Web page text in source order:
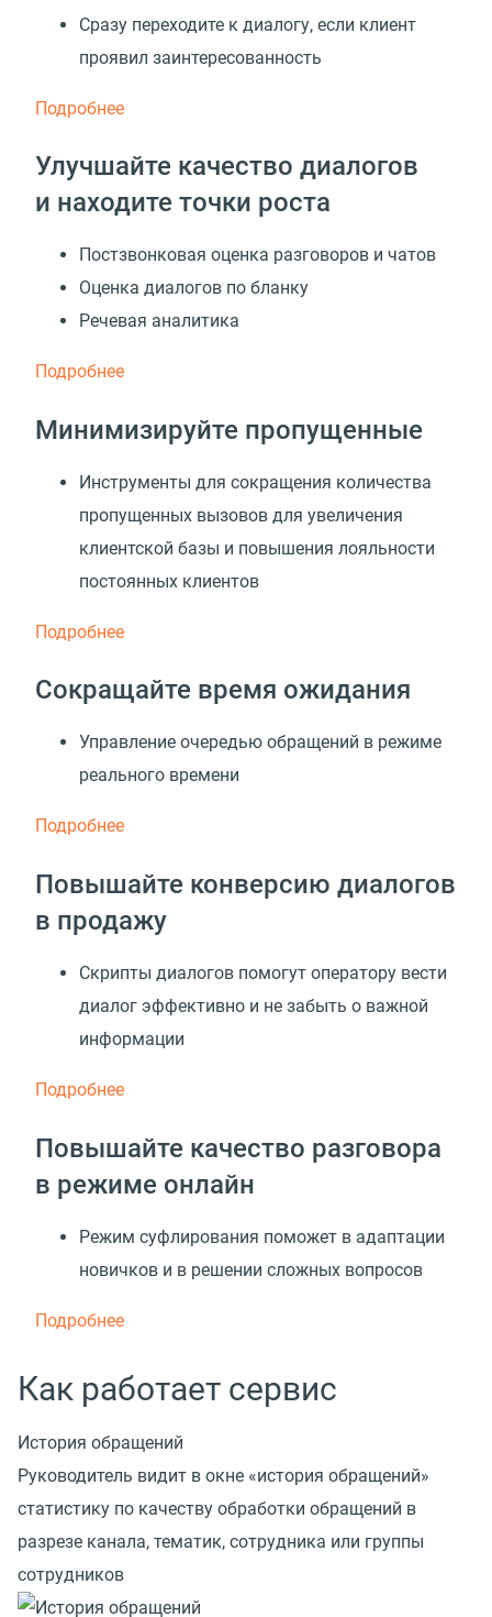
Сразу переходите к диалогу, если клиент
проявил заинтересованность
Подробнее
Улучшайте качество диалогов
и находите точки роста
Постзвонковая оценка разговоров и чатов
Оценка диалогов по бланку
Речевая аналитика
Подробнее
Минимизируйте пропущенные
Инструменты для сокращения количества
пропущенных вызовов для увеличения
клиентской базы и повышения лояльности
постоянных клиентов
Подробнее
Сокращайте время ожидания
Управление очередью обращений в режиме
реального времени
Подробнее
Повышайте конверсию диалогов
в продажу
Скрипты диалогов помогут оператору вести
диалог эффективно и не забыть о важной
информации
Подробнее
Повышайте качество разговора
в режиме онлайн
Режим суфлирования поможет в адаптации
новичков и в решении сложных вопросов
Подробнее
Как работает сервис
История обращений
Руководитель видит в окне «история обращений»
статистику по качеству обработки обращений в
разрезе канала, тематик, сотрудника или группы
сотрудников